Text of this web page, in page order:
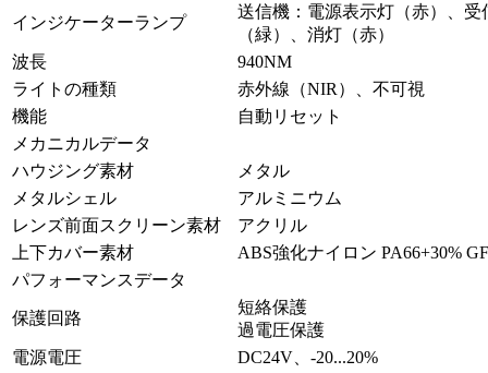
インジケーターランプ
送信機：電源表示灯（赤）、
（緑）、消灯（赤）
波長
940NM
ライトの種類
赤外線（NIR）、不可視
機能
自動リセット
メカニカルデータ
ハウジング素材
メタル
メタルシェル
アルミニウム
レンズ前面スクリーン素材
アクリル
上下カバー素材
ABS強化ナイロン PA66+30% GF
パフォーマンスデータ
保護回路
短絡保護
過電圧保護
電源電圧
DC24V、-20...20%